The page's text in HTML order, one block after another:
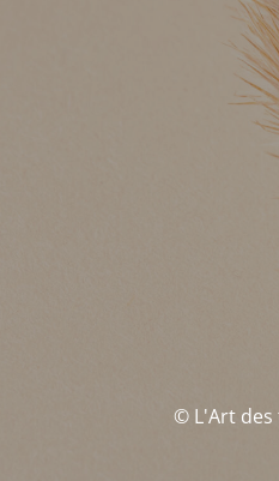
© L'Art des